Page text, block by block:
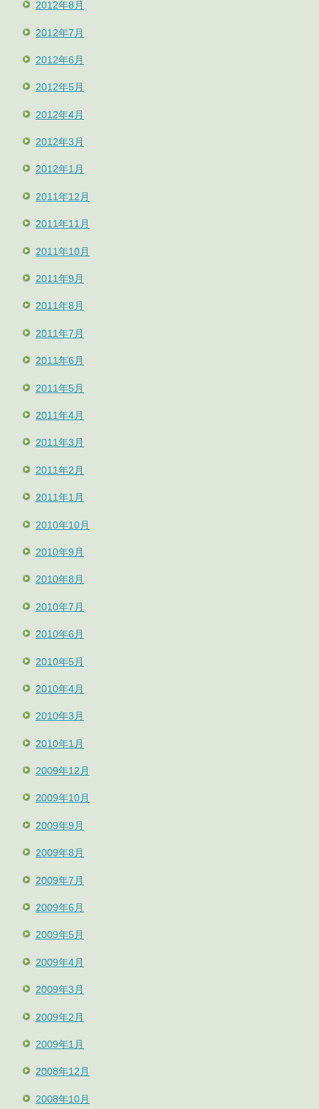
2012年8月
2012年7月
2012年6月
2012年5月
2012年4月
2012年3月
2012年1月
2011年12月
2011年11月
2011年10月
2011年9月
2011年8月
2011年7月
2011年6月
2011年5月
2011年4月
2011年3月
2011年2月
2011年1月
2010年10月
2010年9月
2010年8月
2010年7月
2010年6月
2010年5月
2010年4月
2010年3月
2010年1月
2009年12月
2009年10月
2009年9月
2009年8月
2009年7月
2009年6月
2009年5月
2009年4月
2009年3月
2009年2月
2009年1月
2008年12月
2008年10月